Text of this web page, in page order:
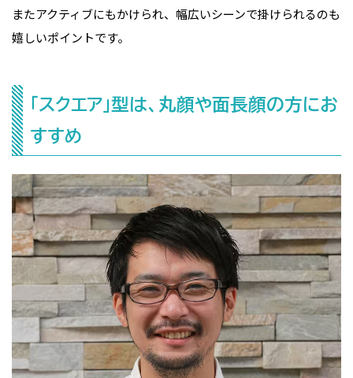
またアクティブにもかけられ、幅広いシーンで掛けられるのも
嬉しいポイントです。
「スクエア」型は、丸顔や面長顔の方にお
すすめ